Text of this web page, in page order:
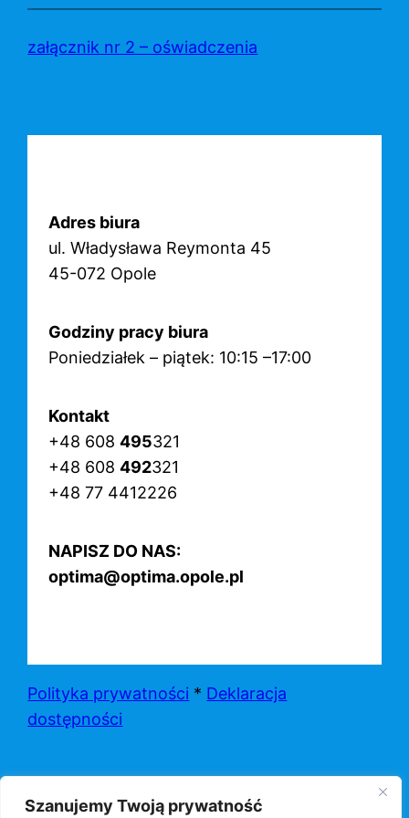
Szanujemy Twoją prywatność
załącznik nr 2 – oświadczenia
Adres biura
ul. Władysława Reymonta 45
45-072 Opole
Godziny pracy biura
Poniedziałek – piątek: 10:15 –17:00
Kontakt
+48 608 495321
+48 608 492321
+48 77 4412226
NAPISZ DO NAS:
optima@optima.opole.pl
Polityka prywatności * Deklaracja
dostępności